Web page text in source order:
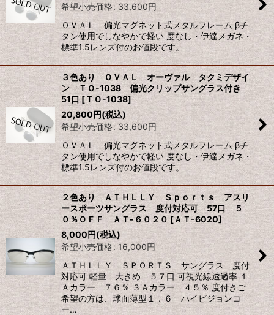
希望小売価格: 33,600円
ＯＶＡＬ 偏光マグネット式メタルフレーム βチ
タン使用でしなやかで軽い 度なし・伊達メガネ・
標準1.5レンズ付のお値段です。
３色あり ＯＶＡＬ オーヴァル タクミデザイ
ン ＴＯ-1038 偏光クリップサングラス付き
51口 [ＴＯ-1038]
20,800円(税込)
希望小売価格: 33,600円
ＯＶＡＬ 偏光マグネット式メタルフレーム βチ
タン使用でしなやかで軽い 度なし・伊達メガネ・
標準1.5レンズ付のお値段です。
２色あり ＡＴＨＬＬＹ Ｓｐｏｒｔｓ アスリ
ースポーツサングラス 度付対応可 57口 ５
０％ＯＦＦ ＡＴ-６０２０ [ＡＴ-6020]
8,000円(税込)
希望小売価格: 16,000円
ＡＴＨＬＬＹ ＳＰＯＲＴＳ サングラス 度付
対応可 軽量 大きめ ５７口 可視光線透過率 １
Ａカラー ７６％ ３Ａカラー ４５％ 度付きご
希望の方は、球面薄型１．６ ハイビジョンコ
ー…